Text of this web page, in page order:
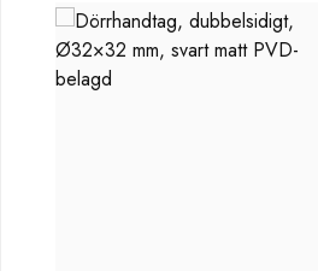
Hoppa över produktgalleri